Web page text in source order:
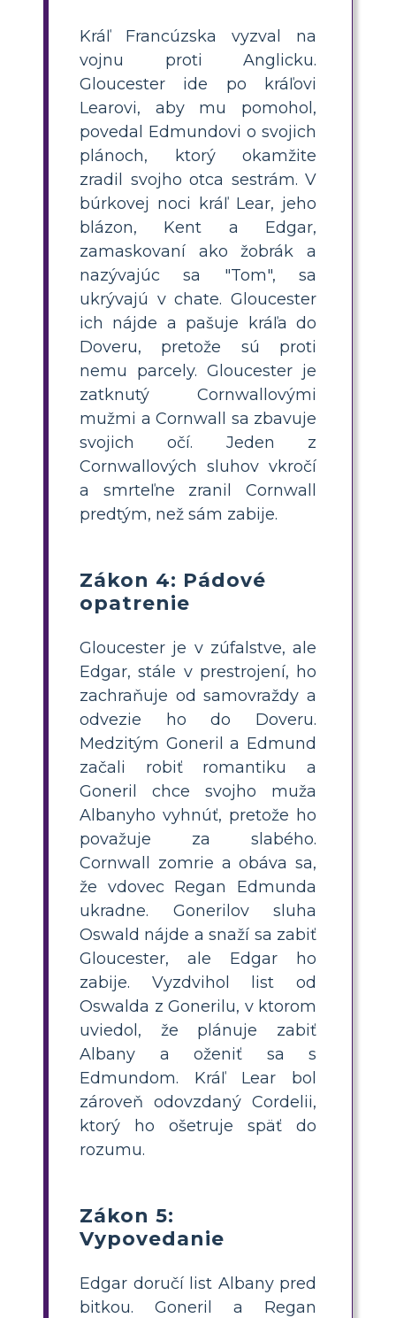
Kráľ Francúzska vyzval na
vojnu proti Anglicku.
Gloucester ide po kráľovi
Learovi, aby mu pomohol,
povedal Edmundovi o svojich
plánoch, ktorý okamžite
zradil svojho otca sestrám. V
búrkovej noci kráľ Lear, jeho
blázon, Kent a Edgar,
zamaskovaní ako žobrák a
nazývajúc sa "Tom", sa
ukrývajú v chate. Gloucester
ich nájde a pašuje kráľa do
Doveru, pretože sú proti
nemu parcely. Gloucester je
zatknutý Cornwallovými
mužmi a Cornwall sa zbavuje
svojich očí. Jeden z
Cornwallových sluhov vkročí
a smrteľne zranil Cornwall
predtým, než sám zabije.
Zákon 4: Pádové
opatrenie
Gloucester je v zúfalstve, ale
Edgar, stále v prestrojení, ho
zachraňuje od samovraždy a
odvezie ho do Doveru.
Medzitým Goneril a Edmund
začali robiť romantiku a
Goneril chce svojho muža
Albanyho vyhnúť, pretože ho
považuje za slabého.
Cornwall zomrie a obáva sa,
že vdovec Regan Edmunda
ukradne. Gonerilov sluha
Oswald nájde a snaží sa zabiť
Gloucester, ale Edgar ho
zabije. Vyzdvihol list od
Oswalda z Gonerilu, v ktorom
uviedol, že plánuje zabiť
Albany a oženiť sa s
Edmundom. Kráľ Lear bol
zároveň odovzdaný Cordelii,
ktorý ho ošetruje späť do
rozumu.
Zákon 5:
Vypovedanie
Edgar doručí list Albany pred
bitkou. Goneril a Regan